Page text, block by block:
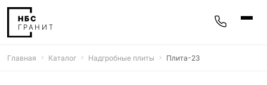
Главная Каталог Надгробные плиты Плита-23